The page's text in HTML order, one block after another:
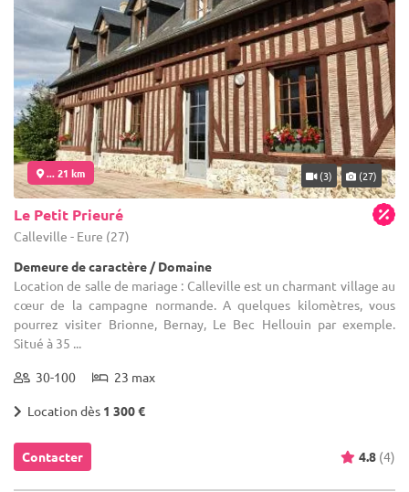
... 21 km (3) (27)
Le Petit Prieuré
Calleville - Eure (27)
Demeure de caractère / Domaine
Location de salle de mariage : Calleville est un charmant village au
cœur de la campagne normande. A quelques kilomètres, vous
pourrez visiter Brionne, Bernay, Le Bec Hellouin par exemple.
Situé à 35 ...
30-100 23 max
Location dès 1 300 €
Contacter 4.8 (4)